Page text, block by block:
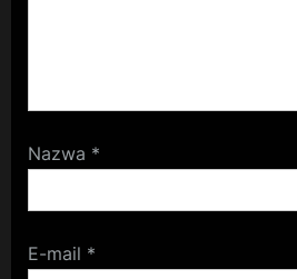
Nazwa *
E-mail *